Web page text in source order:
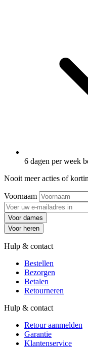
6 dagen per week
Nooit meer acties of
Voornaam
Voor dames
Voor heren
Hulp & contact
Bestellen
Bezorgen
Betalen
Retourneren
Hulp & contact
Retour aanmelden
Garantie
Klantenservice